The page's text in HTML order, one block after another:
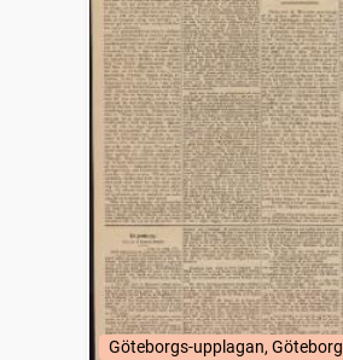
Göteborgs-upplagan, Göteborg